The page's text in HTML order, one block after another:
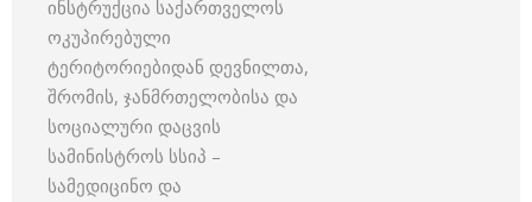
ინსტრუქცია საქართველოს
ოკუპირებული
ტერიტორიებიდან დევნილთა,
შრომის, ჯანმრთელობისა და
სოციალური დაცვის
სამინისტროს სსიპ –
სამედიცინო და